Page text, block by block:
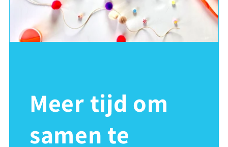
Meer tijd om
samen te